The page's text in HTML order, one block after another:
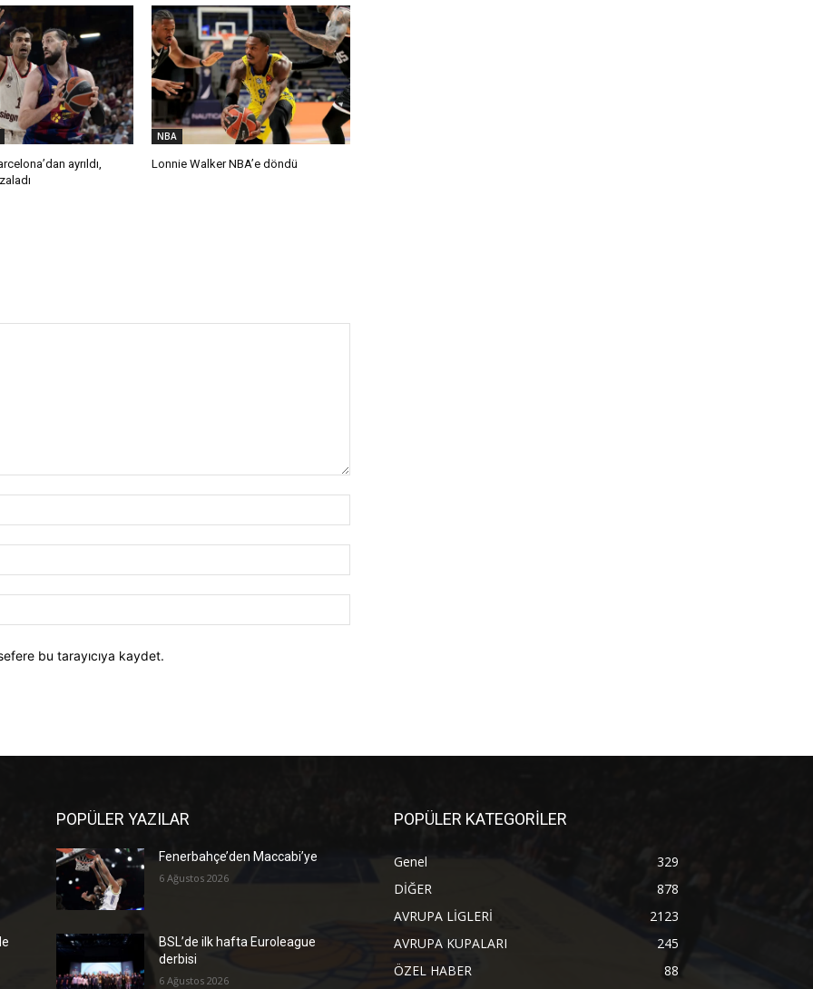
ayrıldı,
NBA
Lonnie Walker NBA’e döndü
Posta:*
bu tarayıcıya kaydet.
POPÜLER YAZILAR
Fenerbahçe’den Maccabi’ye
6 Ağustos 2026
BSL’de ilk hafta Euroleague
derbisi
6 Ağustos 2026
POPÜLER KATEGORİLER
Genel
329
DİĞER
878
AVRUPA LİGLERİ
2123
AVRUPA KUPALARI
245
ÖZEL HABER
88